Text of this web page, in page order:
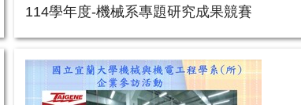
114學年度-機械系專題研究成果競賽